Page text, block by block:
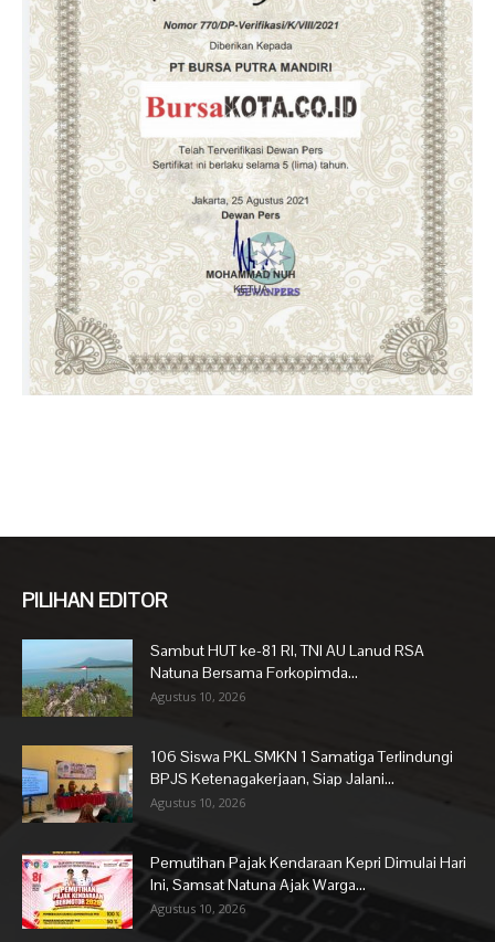
PILIHAN EDITOR
Sambut HUT ke-81 RI, TNI AU Lanud RSA
Natuna Bersama Forkopimda...
Agustus 10, 2026
106 Siswa PKL SMKN 1 Samatiga Terlindungi
BPJS Ketenagakerjaan, Siap Jalani...
Agustus 10, 2026
Pemutihan Pajak Kendaraan Kepri Dimulai Hari
Ini, Samsat Natuna Ajak Warga...
Agustus 10, 2026